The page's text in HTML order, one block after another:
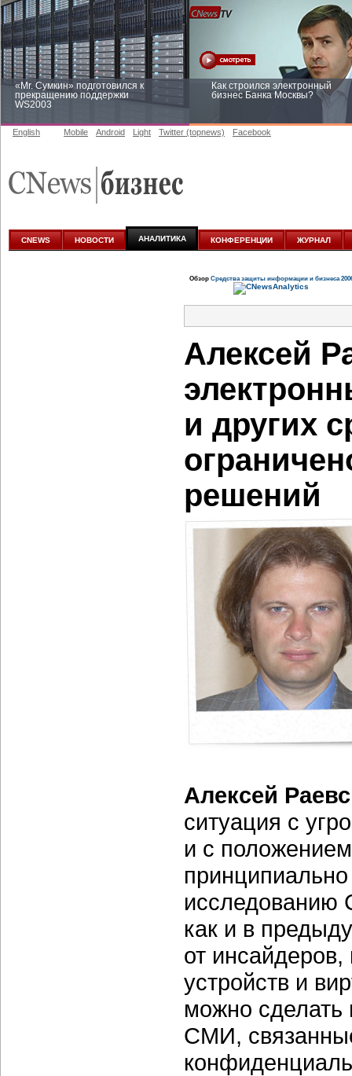
«Mr. Сумкин» подготовился к
прекращению поддержки
WS2003
Как строился электронный
бизнес Банка Москвы?
аналитике
English Mobile Android Light Twitter (topnews) Facebook
CNEWS НОВОСТИ АНАЛИТИКА КОНФЕРЕНЦИИ ЖУРНАЛ
Обзор Средства защиты информации и бизнеса
Алексей
и других
решений
Алексей
ситуация с
и с
исследованию
как и в
от
устройств и
можно
СМИ,